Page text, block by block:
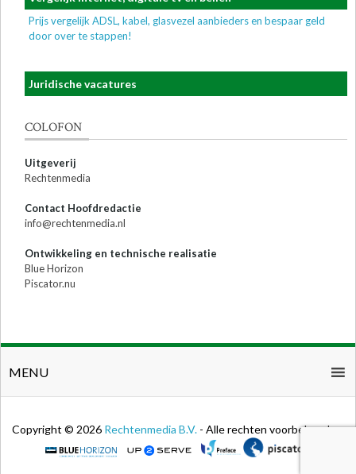
Prijs vergelijk ADSL, kabel, glasvezel aanbieders en bespaar geld
door over te stappen!
Juridische vacatures
COLOFON
Uitgeverij
Rechtenmedia
Contact Hoofdredactie
info@rechtenmedia.nl
Ontwikkeling en technische realisatie
Blue Horizon
Piscator.nu
MENU
Copyright © 2026 Rechtenmedia B.V. - Alle rechten voorbehouden.